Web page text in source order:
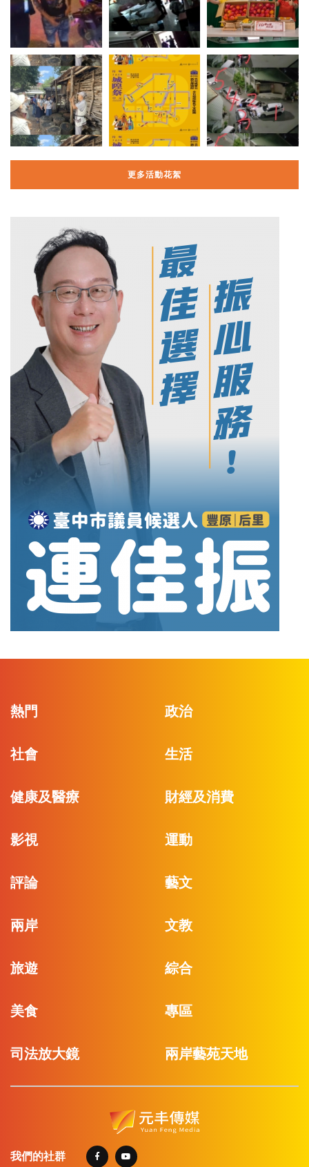
更多活動花絮
熱門 政治
社會 生活
健康及醫療 財經及消費
影視 運動
評論 藝文
兩岸 文教
旅遊 綜合
美食 專區
司法放大鏡 兩岸藝苑天地
我們的社群